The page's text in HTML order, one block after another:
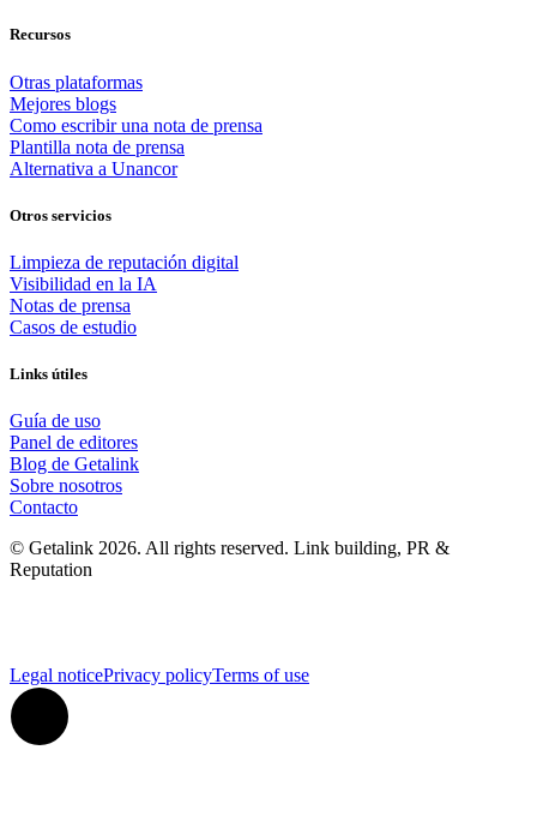
Recursos
Otras plataformas
Mejores blogs
Como escribir una nota de prensa
Plantilla nota de prensa
Alternativa a Unancor
Otros servicios
Limpieza de reputación digital
Visibilidad en la IA
Notas de prensa
Casos de estudio
Links útiles
Guía de uso
Panel de editores
Blog de Getalink
Sobre nosotros
Contacto
© Getalink 2026. All rights reserved. Link building, PR &
Reputation
Legal noticePrivacy policyTerms of use